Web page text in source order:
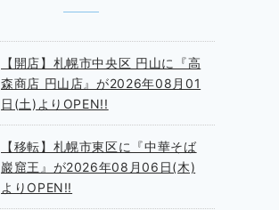
【開店】札幌市中央区 円山に『高
森商店 円山店』が2026年08月01
日(土)よりOPEN!!
【移転】札幌市東区に『中華そば
巖窟王』が2026年08月06日(木)
よりOPEN!!